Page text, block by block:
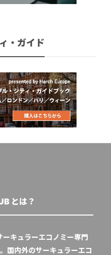
・ガイド
とは？
キュラーエコノミー専門
国内外のサーキュラーエコ